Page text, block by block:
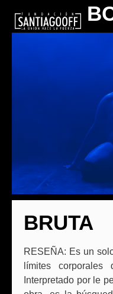
BRUTA
RESEÑA: Es un
límites
Interpretado por le